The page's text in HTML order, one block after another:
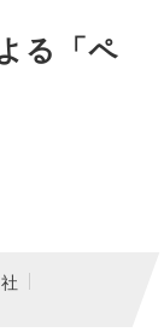
る「ペ